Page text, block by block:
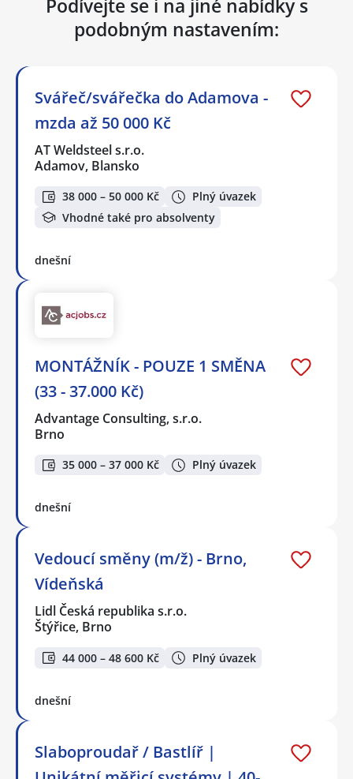
Podívejte se i na jiné nabídky s
podobným nastavením:
Svářeč/svářečka do Adamova -
mzda až 50 000 Kč
AT Weldsteel s.r.o.
Adamov, Blansko
38 000 – 50 000 Kč
Plný úvazek
Vhodné také pro absolventy
dnešní
MONTÁŽNÍK - POUZE 1 SMĚNA
(33 - 37.000 Kč)
Advantage Consulting, s.r.o.
Brno
35 000 – 37 000 Kč Plný úvazek
dnešní
Vedoucí směny (m/ž) - Brno,
Vídeňská
Lidl Česká republika s.r.o.
Štýřice, Brno
44 000 – 48 600 Kč Plný úvazek
dnešní
Slaboproudař / Bastlíř |